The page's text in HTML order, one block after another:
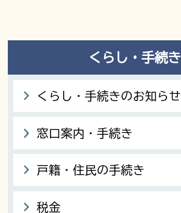
くらし・手続き
くらし・手続きのお知らせ
窓口案内・手続き
戸籍・住民の手続き
税金